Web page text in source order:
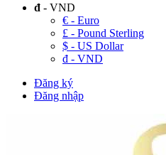
đ - VND
€ - Euro
£ - Pound Sterling
$ - US Dollar
đ - VND
Đăng ký
Đăng nhập